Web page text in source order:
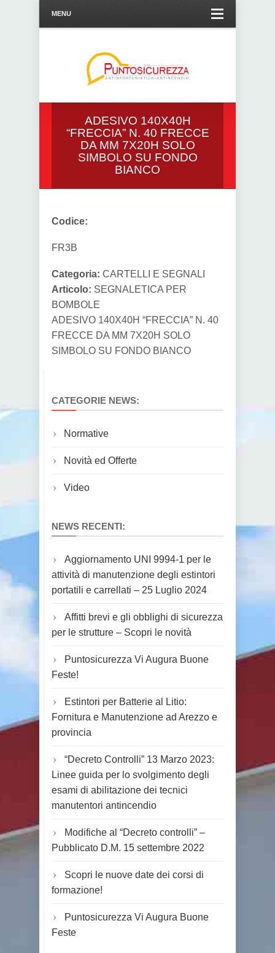
MENU
ADESIVO 140X40H
“FRECCIA” N. 40 FRECCE
DA MM 7X20H SOLO
SIMBOLO SU FONDO
BIANCO
Codice:
FR3B
Categoria: CARTELLI E SEGNALI
Articolo: SEGNALETICA PER
BOMBOLE
ADESIVO 140X40H “FRECCIA” N. 40
FRECCE DA MM 7X20H SOLO
SIMBOLO SU FONDO BIANCO
CATEGORIE NEWS:
Normative
Novità ed Offerte
Video
NEWS RECENTI:
Aggiornamento UNI 9994-1 per le
attività di manutenzione degli estintori
portatili e carrellati – 25 Luglio 2024
Affitti brevi e gli obblighi di sicurezza
per le strutture – Scopri le novità
Puntosicurezza Vi Augura Buone
Feste!
Estintori per Batterie al Litio:
Fornitura e Manutenzione ad Arezzo e
provincia
“Decreto Controlli” 13 Marzo 2023:
Linee guida per lo svolgimento degli
esami di abilitazione dei tecnici
manutentori antincendio
Modifiche al “Decreto controlli” –
Pubblicato D.M. 15 settembre 2022
Scopri le nuove date dei corsi di
formazione!
Puntosicurezza Vi Augura Buone
Feste